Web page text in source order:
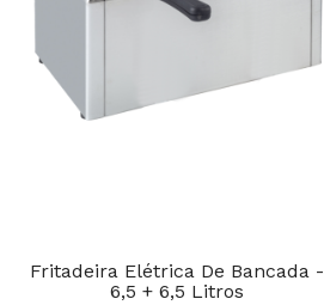
Fritadeira Elétrica De Bancada -
6,5 + 6,5 Litros